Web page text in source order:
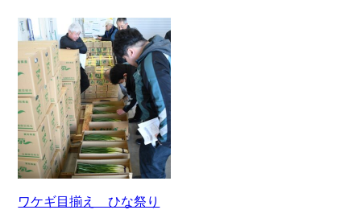
ワケギ目揃え ひな祭り